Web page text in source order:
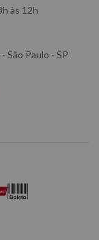
às 12h
São Paulo - SP